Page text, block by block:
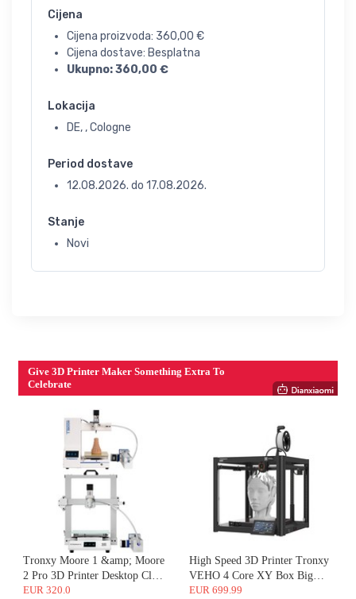
Cijena
Cijena proizvoda: 360,00 €
Cijena dostave: Besplatna
Ukupno:360,00 €
Lokacija
DE, , Cologne
Period dostave
12.08.2026. do 17.08.2026.
Stanje
Novi